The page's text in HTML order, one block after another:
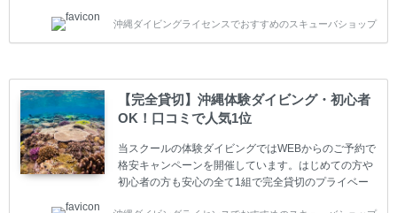
の方も安心して楽しめるようにリフレッシュダイビン
グコースもご用意しています。お1人様も初心者の方
イセンスを取得したお客様、ファンダイビングのリピ
ーター様はファンダイビングの全てのコース費が
10%OFF、フル器材レンタルが50%OFFになります。
沖縄本島周辺ビーチ・ファンダイビング ￥13800(税
込)【 2ビーチ 】 ウエイト / タンク / 送迎...
沖縄ダイビングライセンスでおすすめのスキューバショップ
【完全貸切】沖縄体験ダイビング・初心者
OK！口コミで人気1位
当スクールの体験ダイビングではWEBからのご予約で
格安キャンペーンを開催しています。はじめての方や
初心者の方も安心の全て1組で完全貸切のプライベー